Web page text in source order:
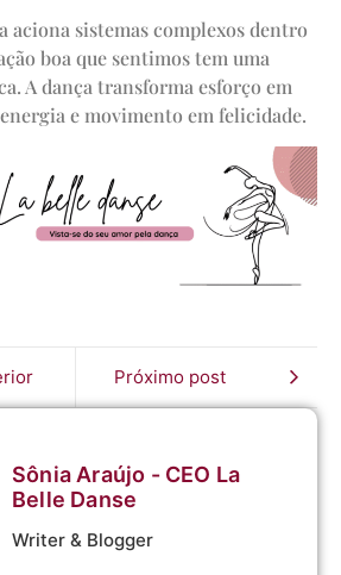
aciona sistemas complexos dentro
boa que sentimos tem uma
A dança transforma esforço em
e movimento em felicidade.
Próximo post
Sônia Araújo - CEO La
Belle Danse
Writer & Blogger